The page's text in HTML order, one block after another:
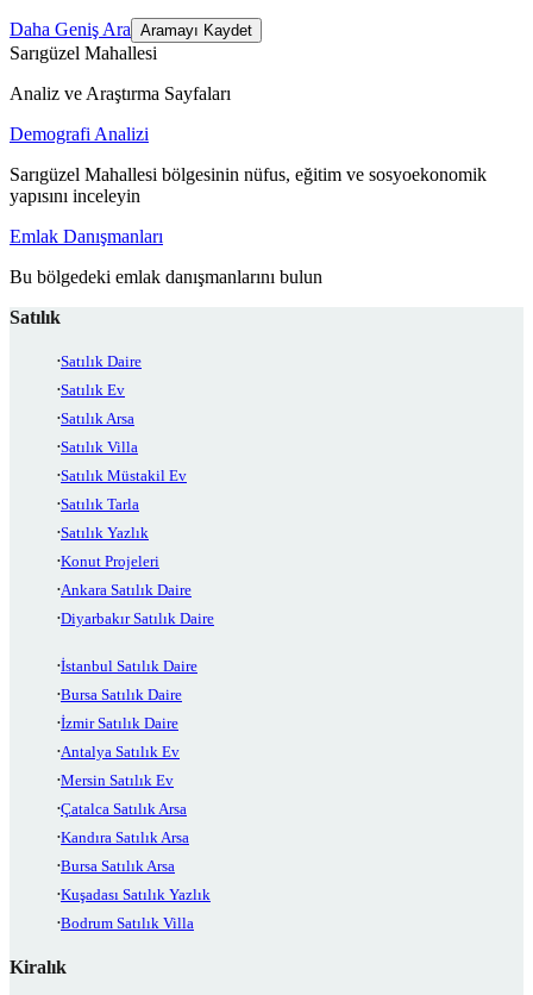
Daha Geniş Ara Aramayı Kaydet
Sarıgüzel Mahallesi
Analiz ve Araştırma Sayfaları
Demografi Analizi
Sarıgüzel Mahallesi bölgesinin nüfus, eğitim ve sosyoekonomik
yapısını inceleyin
Emlak Danışmanları
Bu bölgedeki emlak danışmanlarını bulun
Satılık
Satılık Daire
Satılık Ev
Satılık Arsa
Satılık Villa
Satılık Müstakil Ev
Satılık Tarla
Satılık Yazlık
Konut Projeleri
Ankara Satılık Daire
Diyarbakır Satılık Daire
İstanbul Satılık Daire
Bursa Satılık Daire
İzmir Satılık Daire
Antalya Satılık Ev
Mersin Satılık Ev
Çatalca Satılık Arsa
Kandıra Satılık Arsa
Bursa Satılık Arsa
Kuşadası Satılık Yazlık
Bodrum Satılık Villa
Kiralık